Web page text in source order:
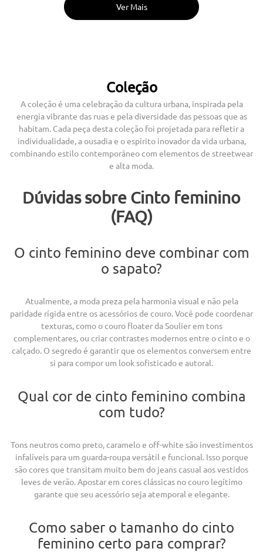
Coleção
A coleção é uma celebração da cultura urbana, inspirada pela
energia vibrante das ruas e pela diversidade das pessoas que as
habitam. Cada peça desta coleção foi projetada para refletir a
individualidade, a ousadia e o espírito inovador da vida urbana,
combinando estilo contemporâneo com elementos de streetwear
e alta moda.
Dúvidas sobre Cinto feminino
(FAQ)
O cinto feminino deve combinar com
o sapato?
Atualmente, a moda preza pela harmonia visual e não pela
paridade rígida entre os acessórios de couro. Você pode coordenar
texturas, como o couro floater da Soulier em tons
complementares, ou criar contrastes modernos entre o cinto e o
calçado. O segredo é garantir que os elementos conversem entre
si para compor um look sofisticado e autoral.
Qual cor de cinto feminino combina
com tudo?
Tons neutros como preto, caramelo e off-white são investimentos
infalíveis para um guarda-roupa versátil e funcional. Isso porque
são cores que transitam muito bem do jeans casual aos vestidos
leves de verão. Apostar em cores clássicas no couro legítimo
garante que seu acessório seja atemporal e elegante.
Como saber o tamanho do cinto
feminino certo para comprar?